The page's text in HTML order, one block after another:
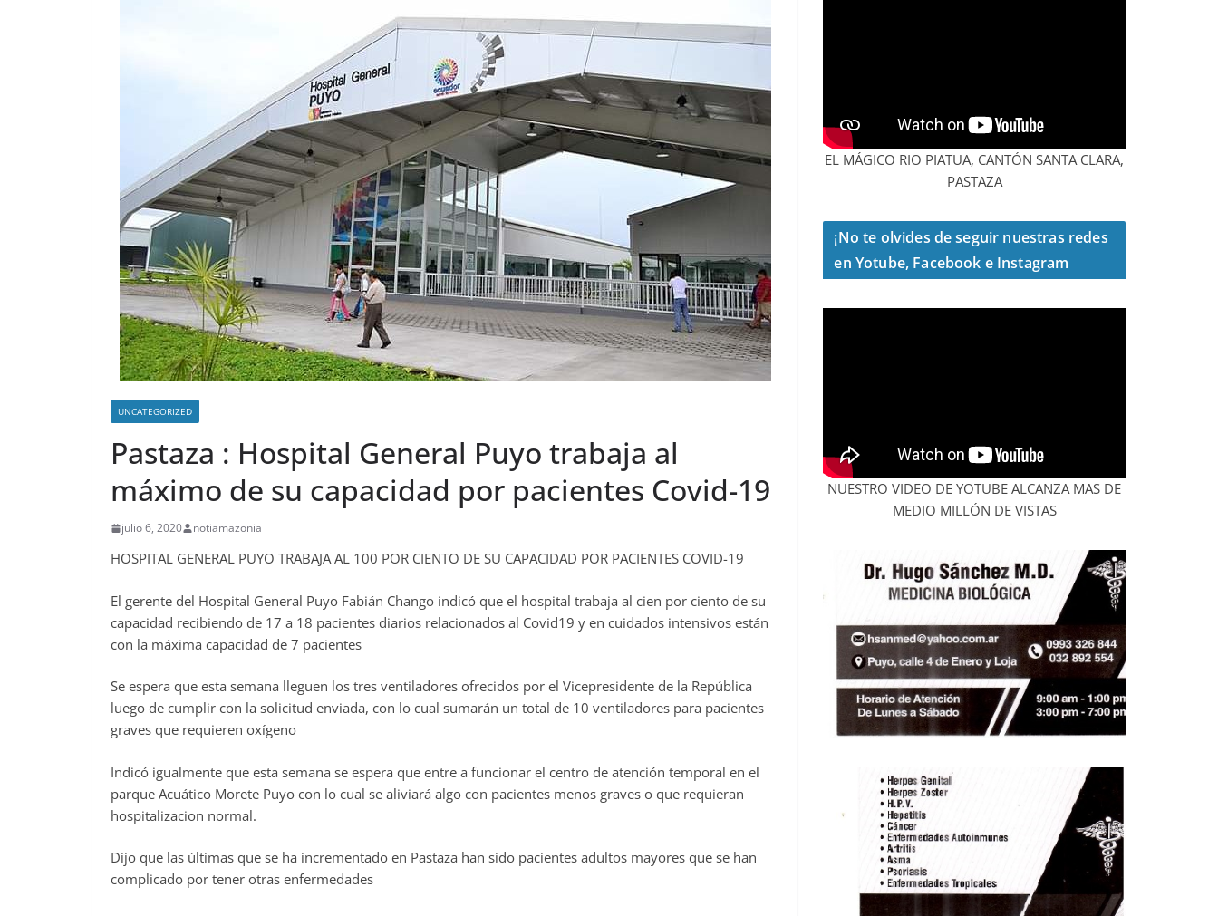
UNCATEGORIZED
Pastaza : Hospital General Puyo trabaja al
máximo de su capacidad por pacientes Covid-19
julio 6, 2020 notiamazonia
HOSPITAL GENERAL PUYO TRABAJA AL 100 POR CIENTO DE SU CAPACIDAD POR PACIENTES COVID-19
El gerente del Hospital General Puyo Fabián Chango indicó que el hospital trabaja al cien por ciento de su
capacidad recibiendo de 17 a 18 pacientes diarios relacionados al Covid19 y en cuidados intensivos están
con la máxima capacidad de 7 pacientes
Se espera que esta semana lleguen los tres ventiladores ofrecidos por el Vicepresidente de la República
luego de cumplir con la solicitud enviada, con lo cual sumarán un total de 10 ventiladores para pacientes
graves que requieren oxígeno
Indicó igualmente que esta semana se espera que entre a funcionar el centro de atención temporal en el
parque Acuático Morete Puyo con lo cual se aliviará algo con pacientes menos graves o que requieran
hospitalizacion normal.
Dijo que las últimas que se ha incrementado en Pastaza han sido pacientes adultos mayores que se han
complicado por tener otras enfermedades
EL MÁGICO RIO PIATUA, CANTÓN SANTA CLARA,
PASTAZA
¡No te olvides de seguir nuestras redes
en Yotube, Facebook e Instagram
NUESTRO VIDEO DE YOTUBE ALCANZA MAS DE
MEDIO MILLÓN DE VISTAS